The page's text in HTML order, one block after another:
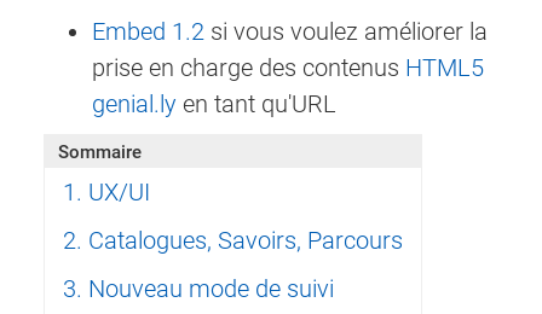
Embed 1.2 si vous voulez améliorer la
prise en charge des contenus HTML5
genial.ly en tant qu'URL
Sommaire
1. UX/UI
2. Catalogues, Savoirs, Parcours
3. Nouveau mode de suivi